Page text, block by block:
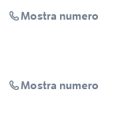
Mostra numero
Mostra numero